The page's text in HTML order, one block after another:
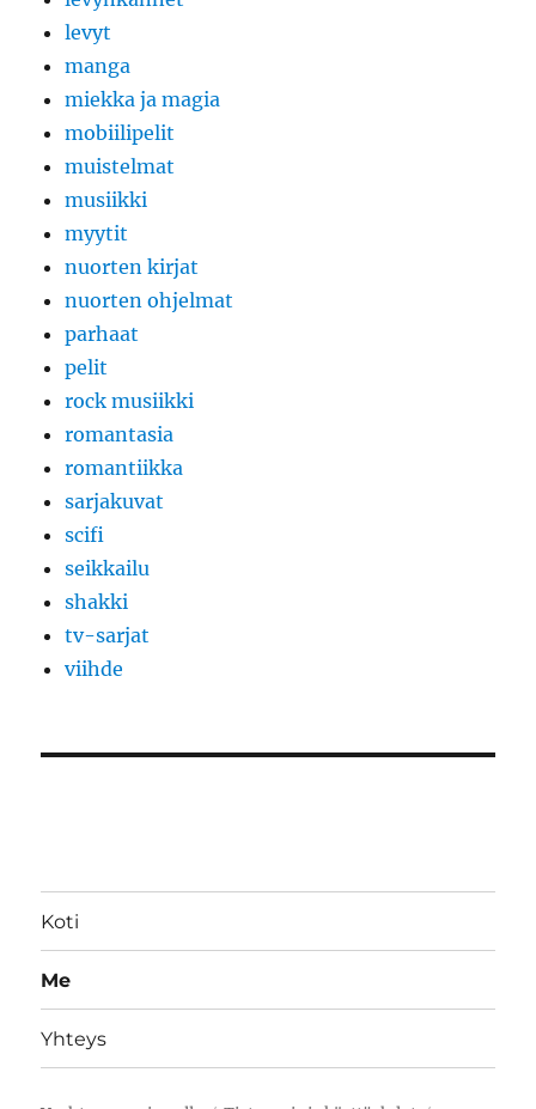
levyt
manga
miekka ja magia
mobiilipelit
muistelmat
musiikki
myytit
nuorten kirjat
nuorten ohjelmat
parhaat
pelit
rock musiikki
romantasia
romantiikka
sarjakuvat
scifi
seikkailu
shakki
tv-sarjat
viihde
Koti
Me
Yhteys